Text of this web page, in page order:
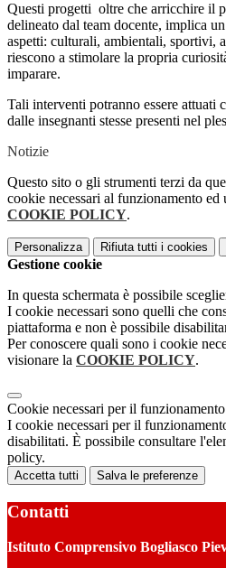
Questi progetti oltre che arricchire il
delineato dal team docente, implica
aspetti: culturali, ambientali, sportivi,
riescono a stimolare la propria
imparare.
Tali interventi potranno essere attuati
dalle insegnanti stesse presenti nel
Notizie
Questo sito o gli strumenti terzi da
cookie necessari al funzionamento
COOKIE POLICY.
Personalizza Rifiuta tutti i cookies
Gestione cookie
In questa schermata è possibile
I cookie necessari sono quelli che
piattaforma e non è possibile
Per conoscere quali sono i cookie
visionare la COOKIE POLICY.
Cookie necessari per il funzionamento
I cookie necessari per il
disabilitati. È possibile consultare
policy.
Accetta tutti Salva le preferenze
Contatti
Istituto Comprensivo Bogliasco